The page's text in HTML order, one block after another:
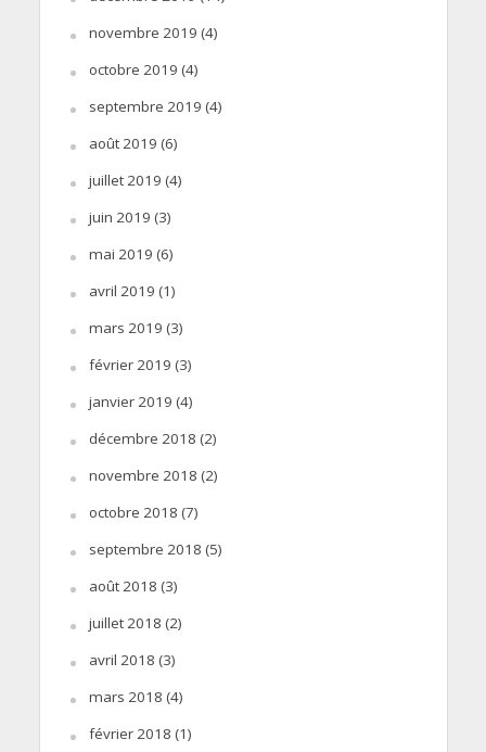
novembre 2019 (4)
octobre 2019 (4)
septembre 2019 (4)
août 2019 (6)
juillet 2019 (4)
juin 2019 (3)
mai 2019 (6)
avril 2019 (1)
mars 2019 (3)
février 2019 (3)
janvier 2019 (4)
décembre 2018 (2)
novembre 2018 (2)
octobre 2018 (7)
septembre 2018 (5)
août 2018 (3)
juillet 2018 (2)
avril 2018 (3)
mars 2018 (4)
février 2018 (1)